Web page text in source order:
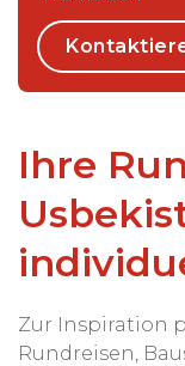
Ihre
Zur Inspiration
Rundreisen,